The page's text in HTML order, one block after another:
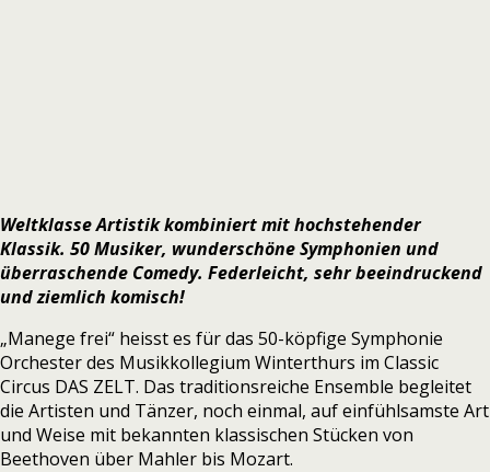
Weltklasse Artistik kombiniert mit hochstehender
Klassik. 50 Musiker, wunderschöne Symphonien und
überraschende Comedy. Federleicht, sehr beeindruckend
und ziemlich komisch!
„Manege frei“ heisst es für das 50-köpfige Symphonie
Orchester des Musikkollegium Winterthurs im Classic
Circus DAS ZELT. Das traditionsreiche Ensemble begleitet
die Artisten und Tänzer, noch einmal, auf einfühlsamste Art
und Weise mit bekannten klassischen Stücken von
Beethoven über Mahler bis Mozart.